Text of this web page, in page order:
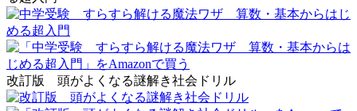
改訂版 頭がよくなる謎解き社会ドリル